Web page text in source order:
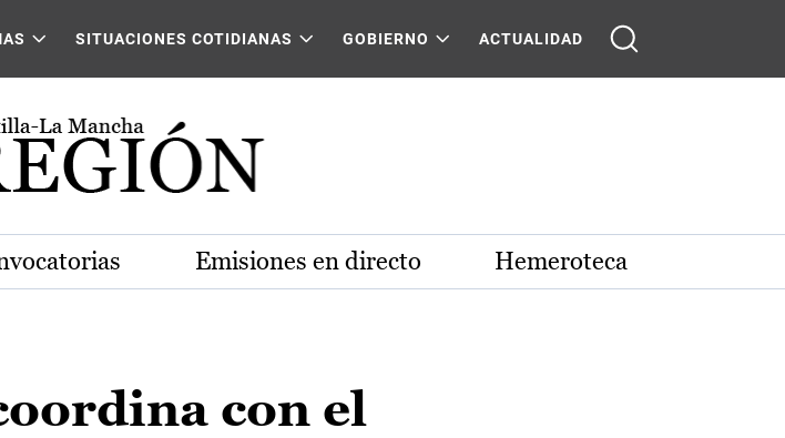
SITUACIONES COTIDIANAS GOBIERNO ACTUALIDAD
Emisiones en directo Hemeroteca
con el